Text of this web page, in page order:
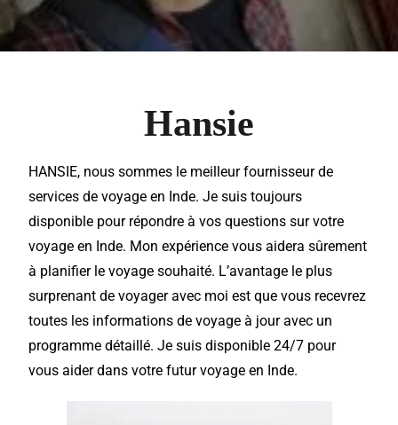
Hansie
HANSIE, nous sommes le meilleurfournisseur de
services devoyage en Inde. Je suis toujours
disponible pour répondre à vos questions sur votre
voyage en Inde. Mon expérience vous aidera sûrement
à planifier le voyage souhaité. L’avantage le plus
surprenant de voyager avec moi est que vous recevrez
toutes les informations de voyage à jour avec un
programme détaillé. Je suis disponible 24/7 pour
vous aider dans votre futur voyage en Inde.